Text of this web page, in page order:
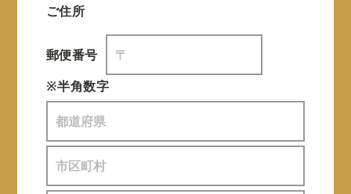
ご住所
郵便番号
※半角数字